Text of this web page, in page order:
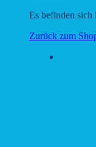
Es befinden sich
Zurück zum